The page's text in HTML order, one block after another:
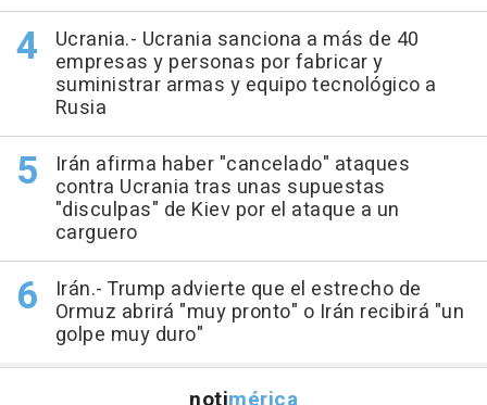
Ucrania.- Ucrania sanciona a más de 40
empresas y personas por fabricar y
suministrar armas y equipo tecnológico a
Rusia
Irán afirma haber "cancelado" ataques
contra Ucrania tras unas supuestas
"disculpas" de Kiev por el ataque a un
carguero
Irán.- Trump advierte que el estrecho de
Ormuz abrirá "muy pronto" o Irán recibirá "un
golpe muy duro"